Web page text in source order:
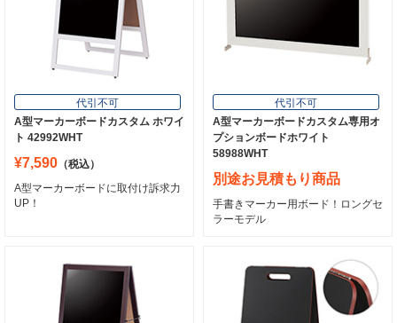
¥10,065
表・裏でチョークもマーカーも使える
優れもの！
¥12,100
気軽に使えて意外に大きい！
5
ブラックボード
チョーク用
6
代引不可
アルモード マーカースタンド 2609
450×600
代引不可
A型マーカーボードカスタム ホワイ
ト 42992WHT
¥7,590 （税込）
A型マーカーボードに取付け訴求力
UP！
代引不可
A型マーカーボードカスタム専用オ
プションボードホワイト
58988WHT
別途お見積もり商品
手書きマーカー用ボード！ロングセ
ラーモデル